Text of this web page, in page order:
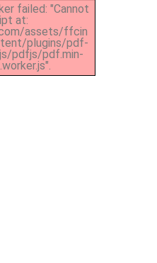
failed: "Cannot
at:
assets/ffcin
plugins/pdf-
pdfjs/pdf.min-